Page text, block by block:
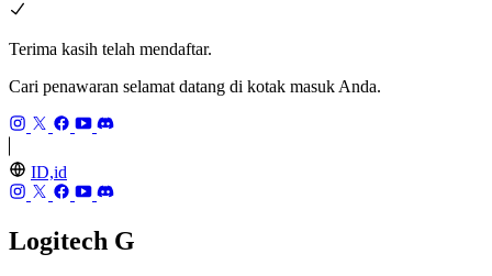
Terima kasih telah mendaftar.
Cari penawaran selamat datang di kotak masuk Anda.
ID,id
Logitech G